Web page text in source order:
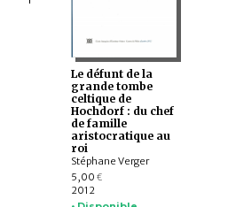
Le défunt de la
grande tombe
celtique de
Hochdorf : du chef
de famille
aristocratique au
roi
Stéphane Verger
5,00 €
2012